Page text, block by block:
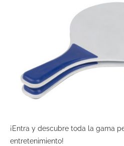
¡Entra y descubre toda la gama
entretenimiento!